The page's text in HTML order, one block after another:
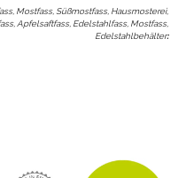
Mostfass, Süßmostfass, Hausmosterei,
Apfelsaftfass, Edelstahlfass, Mostfass,
Edelstahlbehälter: